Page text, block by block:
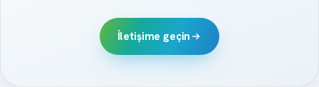
İletişime geçin